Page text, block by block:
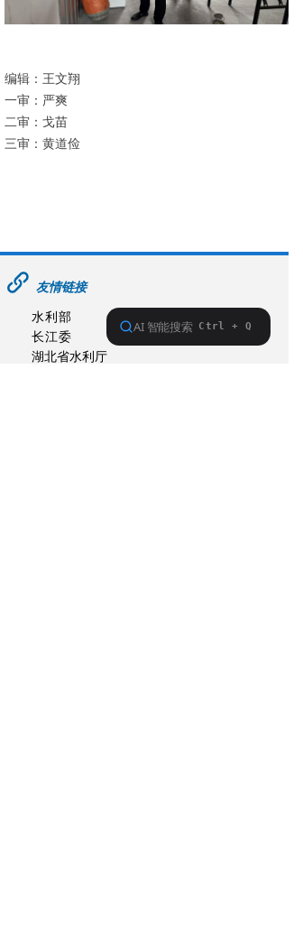
编辑：王文翔
一审：严爽
二审：戈苗
三审：黄道俭
友情链接
水利部
长江委
湖北省水利厅